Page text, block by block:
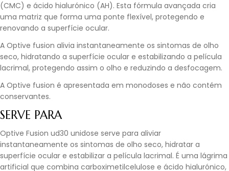
(CMC) e ácido hialurónico (AH). Esta fórmula avançada cria
uma matriz que forma uma ponte flexível, protegendo e
renovando a superfície ocular.
A Optive fusion alivia instantaneamente os sintomas de olho
seco, hidratando a superfície ocular e estabilizando a película
lacrimal, protegendo assim o olho e reduzindo a desfocagem.
A Optive fusion é apresentada em monodoses e não contém
conservantes.
SERVE PARA
Optive Fusion ud30 unidose serve para aliviar
instantaneamente os sintomas de olho seco, hidratar a
superfície ocular e estabilizar a película lacrimal. É uma lágrima
artificial que combina carboximetilcelulose e ácido hialurónico,